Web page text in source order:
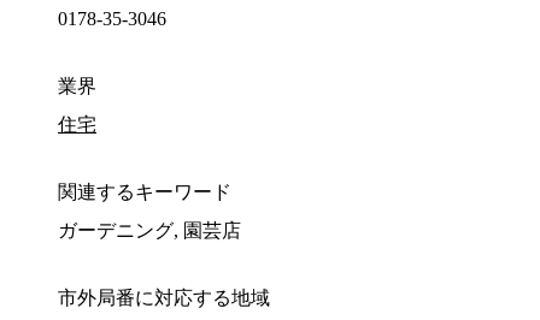
0178-35-3046
業界
住宅
関連するキーワード
ガーデニング, 園芸店
市外局番に対応する地域